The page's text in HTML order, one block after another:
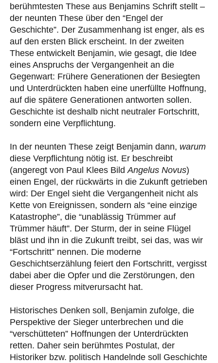
berühmtesten These aus Benjamins Schrift stellt –
der neunten These über den “Engel der
Geschichte”. Der Zusammenhang ist enger, als es
auf den ersten Blick erscheint. In der zweiten
These entwickelt Benjamin, wie gesagt, die Idee
eines Anspruchs der Vergangenheit an die
Gegenwart: Frühere Generationen der Besiegten
und Unterdrückten haben eine unerfüllte Hoffnung,
auf die spätere Generationen antworten sollen.
Geschichte ist deshalb nicht neutraler Fortschritt,
sondern eine Verpflichtung.
In der neunten These zeigt Benjamin dann, warum
diese Verpflichtung nötig ist. Er beschreibt
(angeregt von Paul Klees Bild Angelus Novus)
einen Engel, der rückwärts in die Zukunft getrieben
wird: Der Engel sieht die Vergangenheit nicht als
Kette von Ereignissen, sondern als “eine einzige
Katastrophe”, die “unablässig Trümmer auf
Trümmer häuft”. Der Sturm, der in seine Flügel
bläst und ihn in die Zukunft treibt, sei das, was wir
“Fortschritt” nennen. Die moderne
Geschichtserzählung feiert den Fortschritt, vergisst
dabei aber die Opfer und die Zerstörungen, den
dieser Progress mitverursacht hat.
Historisches Denken soll, Benjamin zufolge, die
Perspektive der Sieger unterbrechen und die
“verschütteten” Hoffnungen der Unterdrückten
retten. Daher sein berühmtes Postulat, der
Historiker bzw. politisch Handelnde soll Geschichte